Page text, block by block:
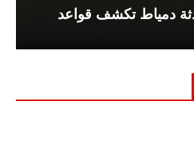
دمياط تكشف قواعد